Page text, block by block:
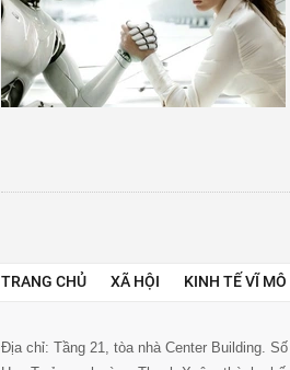
TRANG CHỦ XÃ HỘI KINH TẾ VĨ MÔ
Địa chỉ: Tầng 21, tòa nhà Center Building.